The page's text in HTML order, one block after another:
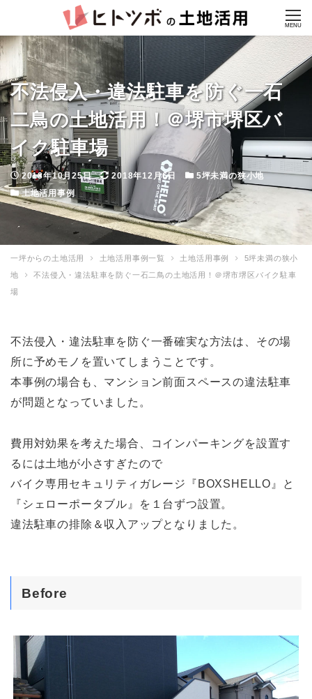
MENU
不法侵入・違法駐車を防ぐ一石
二鳥の土地活用！＠堺市堺区バ
イク駐車場
投
稿
日
2018年10月25日
更
新
日
2018年12月6日
カ
テ
ゴ
リ
ー
5坪未満の狭小地
カ
テ
ゴ
リ
土地活用事例
一坪からの土地活用 土地活用事例一覧 土地活用事例
5坪未満の狭小
地
不法侵入・違法駐車を防ぐ一石二鳥の土地活用！＠堺市堺区バイク駐車
場
不法侵入・違法駐車を防ぐ一番確実な方法は、その場
所に予めモノを置いてしまうことです。
本事例の場合も、マンション前面スペースの違法駐車
が問題となっていました。
費用対効果を考えた場合、コインパーキングを設置す
るには土地が小さすぎたので
バイク専用セキュリティガレージ『BOXSHELLO』と
『シェローポータブル』を１台ずつ設置。
違法駐車の排除＆収入アップとなりました。
Before